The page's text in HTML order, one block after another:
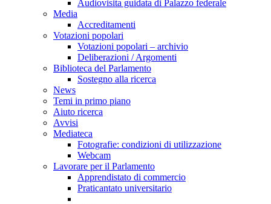
Audiovisita guidata di Palazzo federale
Media
Accreditamenti
Votazioni popolari
Votazioni popolari – archivio
Deliberazioni / Argomenti
Biblioteca del Parlamento
Sostegno alla ricerca
News
Temi in primo piano
Aiuto ricerca
Avvisi
Mediateca
Fotografie: condizioni di utilizzazione
Webcam
Lavorare per il Parlamento
Apprendistato di commercio
Praticantato universitario